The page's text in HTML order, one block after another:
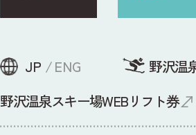
JP ENG
野沢温
野沢温泉スキー場WEBリフト券